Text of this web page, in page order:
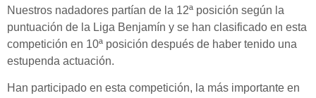
Nuestros nadadores partían de la 12ª posición según la
puntuación de la Liga Benjamín y se han clasificado en esta
competición en 10ª posición después de haber tenido una
estupenda actuación.
Han participado en esta competición, la más importante en